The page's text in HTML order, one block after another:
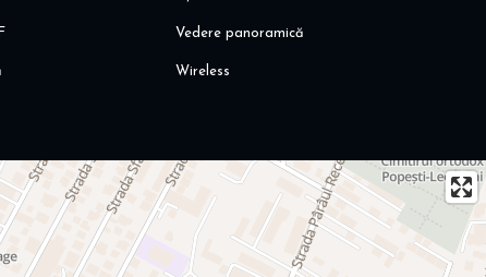
Vedere panoramică
Wireless